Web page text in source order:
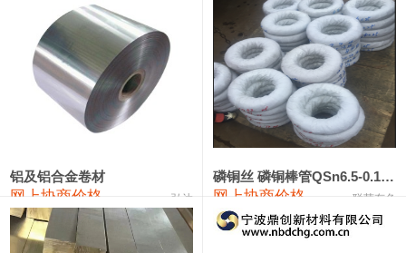
89,000—95,000 92,000 1,000
2#锑 85,000—91,000 88,000 1,000
1#镁 17,000—18,000 17,500 0
18,900—19,100 19,000 100
1#电解锰(99.7%袋装) 18,000—18,200 18,100 100
1#铬 60,000—82,000
553#硅 9,300—9,500
铝及铝合金卷材
网上协商价格 弘达
磷铜丝 磷铜棒管QSn6.5-0.1 7-0.2 8-0.3
网上协商价格 联荣有色